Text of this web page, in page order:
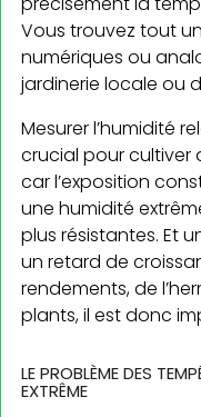
Vous trouvez tout
numériques ou
jardinerie locale ou
Mesurer l’humidité
crucial pour cultiver
car l’exposition
une humidité
plus résistantes. Et
un retard de
rendements, de
plants, il est donc
LE PROBLÈME DES
EXTRÊME